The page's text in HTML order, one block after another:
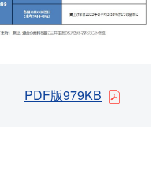
PDF版979KB